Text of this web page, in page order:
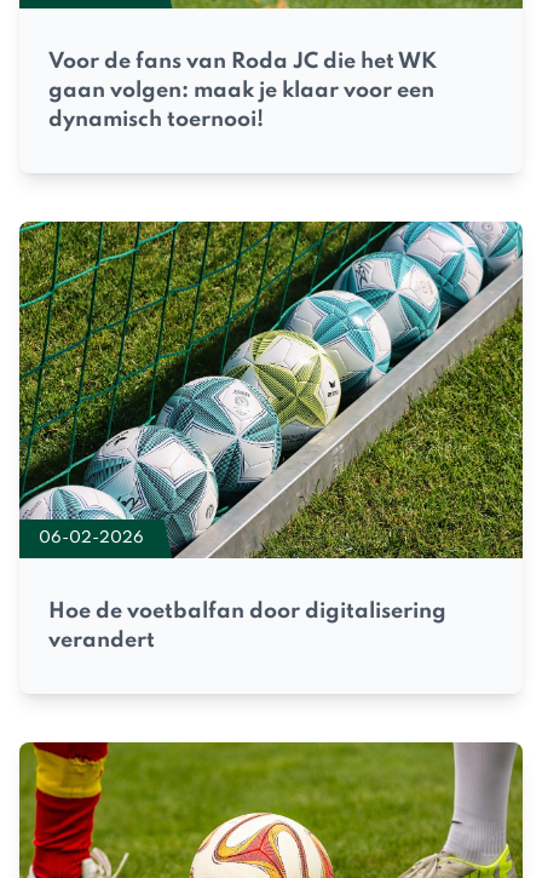
Voor de fans van Roda JC die het WK
gaan volgen: maak je klaar voor een
dynamisch toernooi!
06-02-2026
Hoe de voetbalfan door digitalisering
verandert